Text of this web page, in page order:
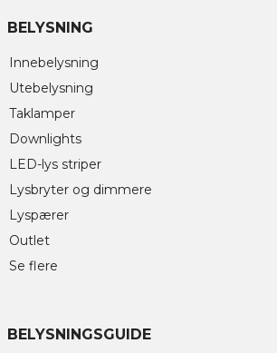
BELYSNING
Innebelysning
Utebelysning
Taklamper
Downlights
LED-lys striper
Lysbryter og dimmere
Lyspærer
Outlet
Se flere
BELYSNINGSGUIDE